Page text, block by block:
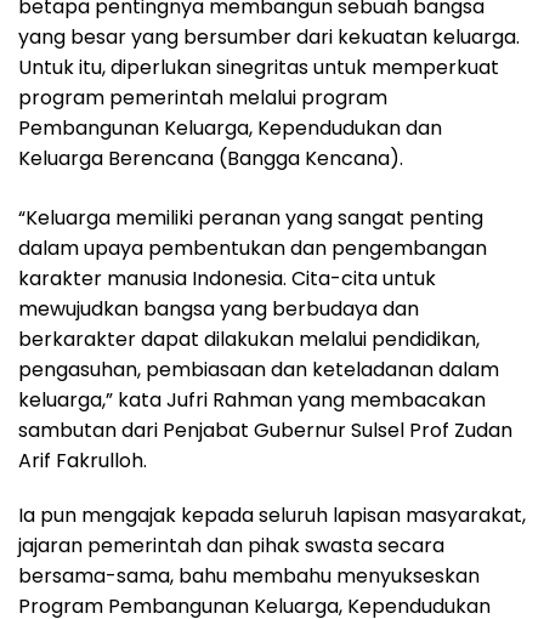
betapa pentingnya membangun sebuah bangsa
yang besar yang bersumber dari kekuatan keluarga.
Untuk itu, diperlukan sinegritas untuk memperkuat
program pemerintah melalui program
Pembangunan Keluarga, Kependudukan dan
Keluarga Berencana (Bangga Kencana).
“Keluarga memiliki peranan yang sangat penting
dalam upaya pembentukan dan pengembangan
karakter manusia Indonesia. Cita-cita untuk
mewujudkan bangsa yang berbudaya dan
berkarakter dapat dilakukan melalui pendidikan,
pengasuhan, pembiasaan dan keteladanan dalam
keluarga,” kata Jufri Rahman yang membacakan
sambutan dari Penjabat Gubernur Sulsel Prof Zudan
Arif Fakrulloh.
Ia pun mengajak kepada seluruh lapisan masyarakat,
jajaran pemerintah dan pihak swasta secara
bersama-sama, bahu membahu menyukseskan
Program Pembangunan Keluarga, Kependudukan